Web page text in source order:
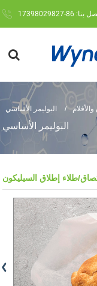
بنا: 86-17398029827
البوليمر الأساسي
البوليمر الأساسي